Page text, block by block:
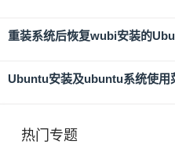
重装系统后恢复wubi安装的
Ubuntu安装及ubuntu系统使用
热门专题